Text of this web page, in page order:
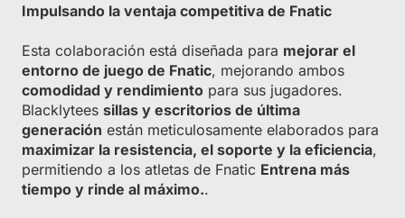
Impulsando la ventaja competitiva de Fnatic
Esta colaboración está diseñada para mejorar el
entorno de juego de Fnatic, mejorando ambos
comodidad y rendimiento para sus jugadores.
Blacklytees sillas y escritorios de última
generación están meticulosamente elaborados para
maximizar la resistencia, el soporte y la eficiencia,
permitiendo a los atletas de Fnatic Entrena más
tiempo y rinde al máximo..